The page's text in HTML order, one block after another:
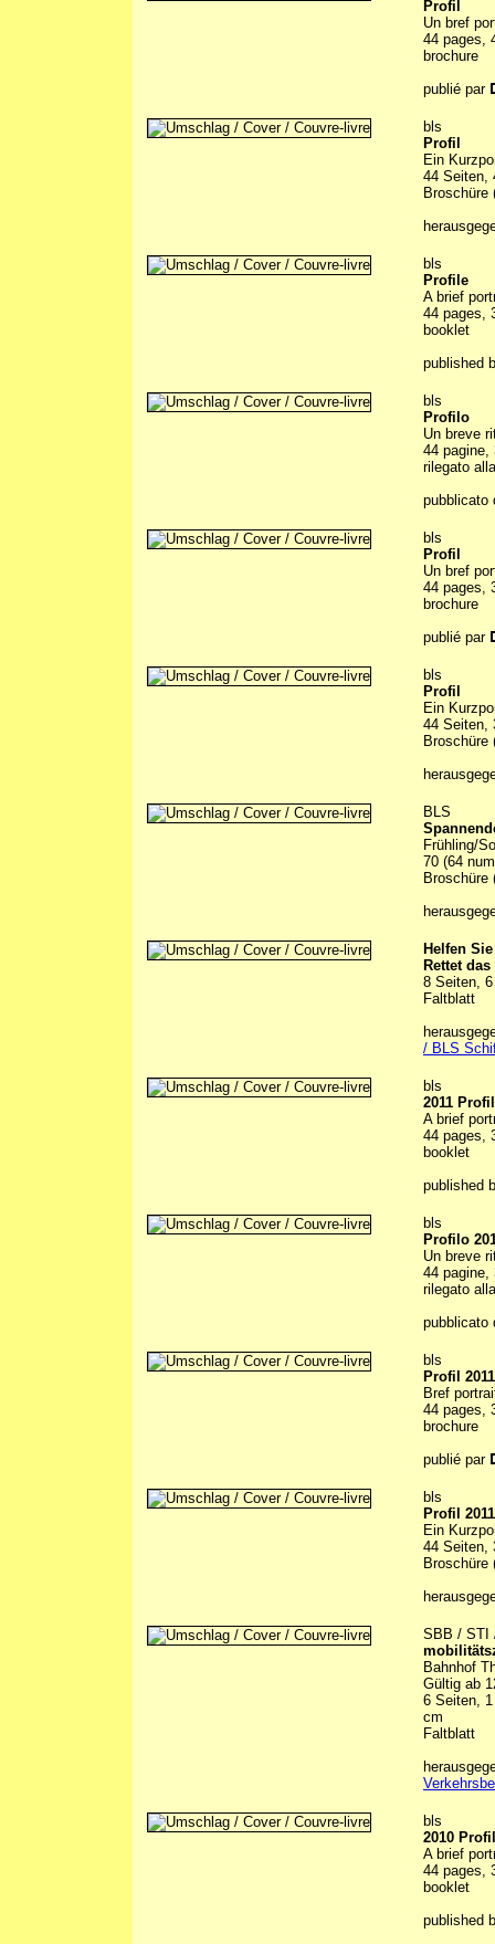
Profil
Un bref
44 pages,
brochure
publié par
bls
Profil
Ein
44 Seiten,
Broschüre
bls
Profile
A brief
44 pages,
booklet
published
bls
Profilo
Un breve
44 pagine,
rilegato
pubblicato
bls
Profil
Un bref
44 pages,
brochure
publié par
bls
Profil
Ein
44 Seiten,
Broschüre
BLS
Frühling/
70 (64
Broschüre
Helfen
Rettet
8 Seiten,
Faltblatt
/ BLS
bls
2011
A brief
44 pages,
booklet
published
bls
Profilo
Un breve
44 pagine,
rilegato
pubblicato
bls
Profil 2011
Bref
44 pages,
brochure
publié par
bls
Profil 2011
Ein
44 Seiten,
Broschüre
SBB / STI
Bahnhof
Gültig ab
6 Seiten,
cm
Faltblatt
bls
2010
A brief
44 pages,
booklet
published